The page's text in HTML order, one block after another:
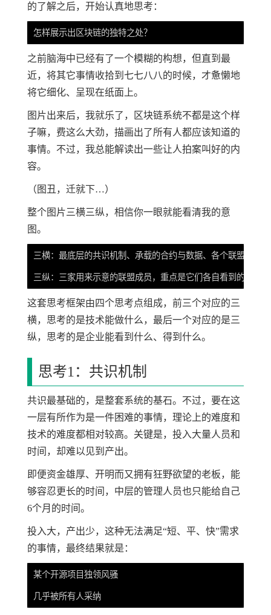
的了解之后，开始认真地思考：
之前脑海中已经有了一个模糊的构想，但直到最
近，将其它事情收拾到七七八八的时候，才惫懒地
将它细化、呈现在纸面上。
图片出来后，我就乐了，区块链系统不都是这个样
子嘛，费这么大劲，描画出了所有人都应该知道的
事情。不过，我总能解读出一些让人拍案叫好的内
容。
（图丑，迁就下…）
整个图片三横三纵，相信你一眼就能看清我的意
图。
三横：最底层的共识机制、承载的合约与数据、各个联盟成员
这套思考框架由四个思考点组成，前三个对应的三
横，思考的是技术能做什么，最后一个对应的是三
纵，思考的是企业能看到什么、得到什么。
思考1：共识机制
共识最基础的，是整套系统的基石。不过，要在这
一层有所作为是一件困难的事情，理论上的难度和
技术的难度都相对较高。关键是，投入大量人员和
时间，却难以见到产出。
即便资金雄厚、开明而又拥有狂野欲望的老板，能
够容忍更长的时间，中层的管理人员也只能给自己
6个月的时间。
投入大，产出少，这种无法满足“短、平、快”需求
的事情，最终结果就是：
某个开源项目独领风骚